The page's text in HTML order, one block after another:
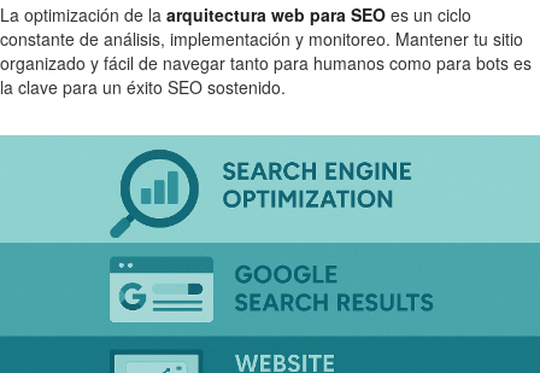
La optimización de la arquitectura web para SEO es un ciclo
constante de análisis, implementación y monitoreo. Mantener tu sitio
organizado y fácil de navegar tanto para humanos como para bots es
la clave para un éxito SEO sostenido.